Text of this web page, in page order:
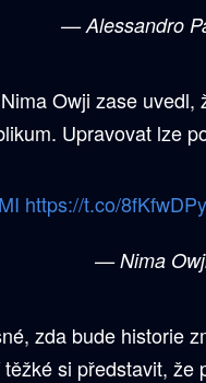
— Alessandro
Owji zase
Upravovat lze
https://t.co/
— Nima
zda bude historie
si představit, že